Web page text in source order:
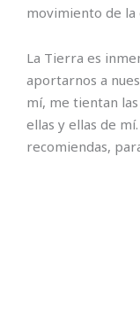
movimiento de la
La Tierra es
aportarnos a
mí, me tientan
ellas y ellas de
recomiendas,